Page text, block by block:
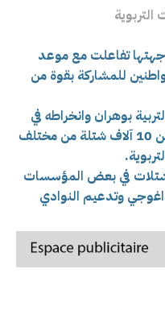
جهتها تفاعلت مع موعد
للمشاركة بقوة من
بوهران وانخراطه في
الحملة الكبرى ، حيث سيستفيد من 10 آلاف شتلة من مختلف
في بعض المؤسسات
وتدعيم النوادي